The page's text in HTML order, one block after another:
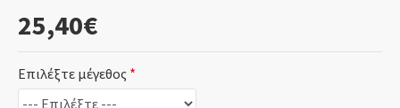
25,40€
Επιλέξτε μέγεθος